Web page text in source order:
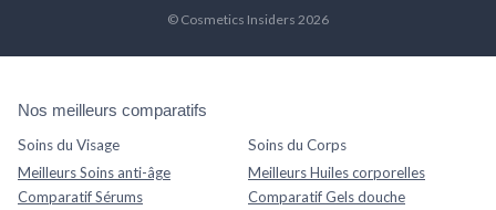
© Cosmetics Insiders 2026
Nos meilleurs comparatifs
Soins du Visage
Meilleurs Soins anti-âge
Comparatif Sérums
Soins du Corps
Meilleurs Huiles corporelles
Comparatif Gels douche